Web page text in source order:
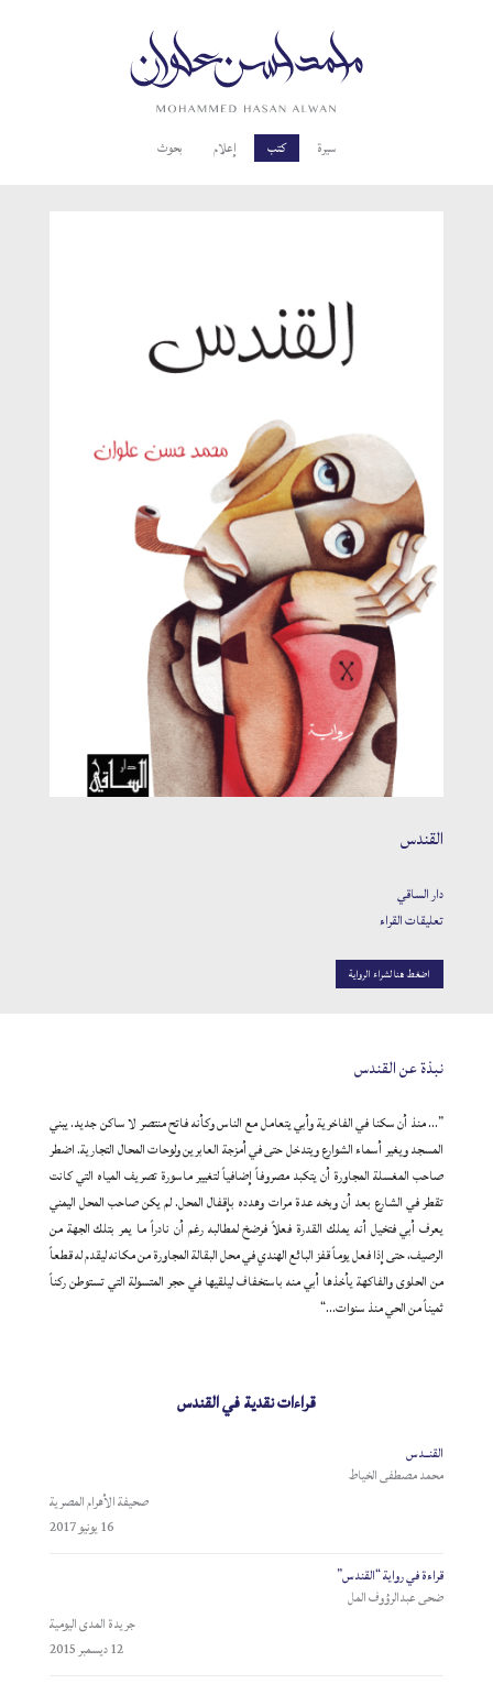
بحوث إعلام كتب سيرة
القندس
دار الساقي
تعليقات القراء
اضغط هنا لشراء الرواية
نبذة عن القندس
”… منذ أن سكنا في الفاخرية وأبي يتعامل مع الناس وكأنه فاتح منتصر لا ساكن جديد. يبني
المسجد ويغير أسماء الشوارع ويتدخل حتى في أمزجة العابرين ولوحات المحال التجارية. اضطر
صاحب المغسلة المجاورة أن يتكبد مصروفاً إضافياً لتغيير ماسورة تصريف المياه التي كانت
تقطر في الشارع بعد أن وبخه عدة مرات وهدده بإقفال المحل. لم يكن صاحب المحل اليمني
يعرف أبي فتخيل أنه يملك القدرة فعلاً فرضخ لمطالبه رغم أن نادراً ما يمر بتلك الجهة من
الرصيف، حتى إذا فعل يوماً قفز البائع الهندي في محل البقالة المجاورة من مكانه ليقدم له قطعاً
من الحلوى والفاكهة يأخذها أبي منه باستخفاف ليلقيها في حجر المتسولة التي تستوطن ركناً
ثميناً من الحي منذ سنوات…“
قراءات نقدية في القندس
القنــدس
محمد مصطفى الخياط
صحيفة الأهرام المصرية
16 يونيو 2017
قراءة في رواية “القندس”
ضحى عبدالرؤوف المل
جريدة المدى اليومية
12 ديسمبر 2015